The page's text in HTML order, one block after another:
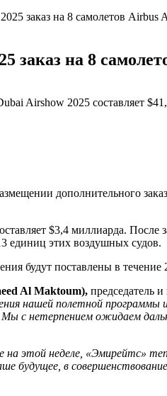
заказ на 8 самолетов Airbus
заказ на 8
Airshow 2025 составляет
дополнительного
$3,4 миллиарда. После
единиц этих воздушных судов.
будут поставлены в течение
Al Maktoum), председатель
нашей полетной программы
с нетерпением ожидаем
на этой неделе, «Эмирейтс»
в